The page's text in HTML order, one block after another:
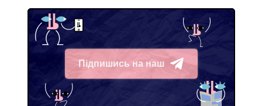
Підпишись на наш
Telegram